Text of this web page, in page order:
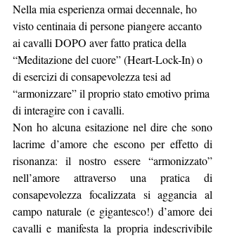
Nella mia esperienza ormai decennale, ho
visto centinaia di persone piangere accanto
ai cavalli DOPO aver fatto pratica della
“Meditazione del cuore” (Heart-Lock-In) o
di esercizi di consapevolezza tesi ad
“armonizzare” il proprio stato emotivo prima
di interagire con i cavalli.
Non ho alcuna esitazione nel dire che sono
lacrime d’amore che escono per effetto di
risonanza: il nostro essere “armonizzato”
nell’amore attraverso una pratica di
consapevolezza focalizzata si aggancia al
campo naturale (e gigantesco!) d’amore dei
cavalli e manifesta la propria indescrivibile